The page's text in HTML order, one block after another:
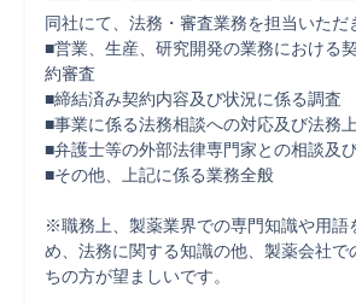
同社にて、法務・審査業務を担当いただ
■営業、生産、研究開発の業務における
約審査
■締結済み契約内容及び状況に係る調査
■事業に係る法務相談への対応及び法務
■弁護士等の外部法律専門家との相談及
■その他、上記に係る業務全般
※職務上、製薬業界での専門知識や用語
め、法務に関する知識の他、製薬会社で
ちの方が望ましいです。